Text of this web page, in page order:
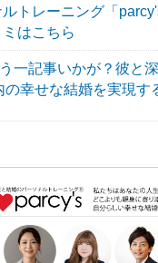
トレーニング「
はこちら
一記事いかが？彼と
の幸せな結婚を実現す